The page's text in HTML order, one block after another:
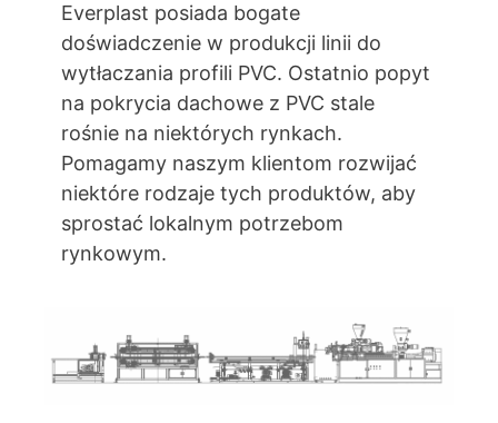
Everplast posiada bogate
doświadczenie w produkcji linii do
wytłaczania profili PVC. Ostatnio popyt
na pokrycia dachowe z PVC stale
rośnie na niektórych rynkach.
Pomagamy naszym klientom rozwijać
niektóre rodzaje tych produktów, aby
sprostać lokalnym potrzebom
rynkowym.